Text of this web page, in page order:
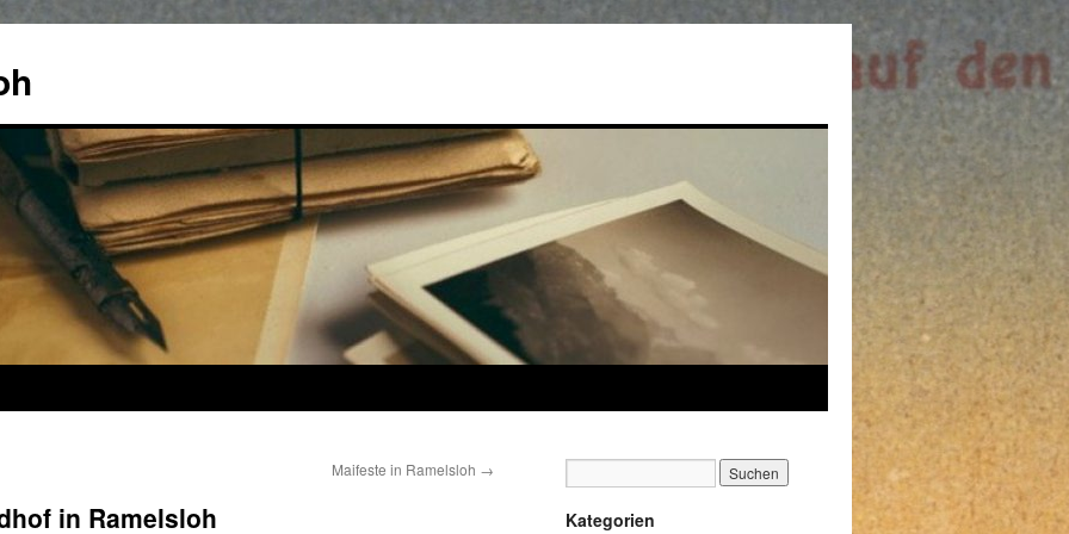
Maifeste in Ramelsloh →
in Ramelsloh Kategorien